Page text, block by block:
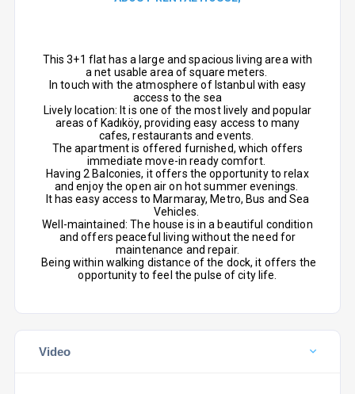
This 3+1 flat has a large and spacious living area with
a net usable area of ​​square meters.
In touch with the atmosphere of Istanbul with easy
access to the sea
Lively location: It is one of the most lively and popular
areas of Kadıköy, providing easy access to many
cafes, restaurants and events.
The apartment is offered furnished, which offers
immediate move-in ready comfort.
Having 2 Balconies, it offers the opportunity to relax
and enjoy the open air on hot summer evenings.
It has easy access to Marmaray, Metro, Bus and Sea
Vehicles.
Well-maintained: The house is in a beautiful condition
and offers peaceful living without the need for
maintenance and repair.
Being within walking distance of the dock, it offers the
opportunity to feel the pulse of city life.
Video